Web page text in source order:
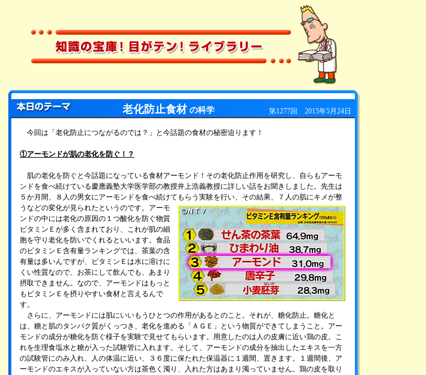
老化防止食材 の科学 第1277回 2015年5月24日
今回は「老化防止につながるのでは？」と今話題の食材の秘密迫ります！
①アーモンドが肌の老化を防ぐ！？
肌の老化を防ぐと今話題になっている食材アーモンド！その老化防止作用を研究し、自らもアーモ
ンドを食べ続けている慶應義塾大学医学部の教授井上浩義教授に詳しい話をお聞きしました。先生は
５か月間、８人の男女にアーモンドを食べ続けてもらう実験を行い、その結果、７人の肌にキメが整
うなどの変化が見られたというのです。 アーモ
ンドの中には老化の原因の１つ酸化を防ぐ物質
ビタミンＥが多く含まれており、これが肌の細
胞を守り老化を防いでくれるといいます。食品
のビタミンＥ含有量ランキングでは、茶葉の含
有量は多いんですが、ビタミンＥは水に溶けに
くい性質なので、お茶にして飲んでも、あまり
摂取できません。なので、アーモンドはもっと
もビタミンＥを摂りやすい食材と言えるんで
す。
さらに、アーモンドには肌にいいもうひとつの作用があるとのこと。それが、糖化防止。糖化と
は、糖と肌のタンパク質がくっつき、老化を進める「ＡＧＥ」という物質ができてしまうこと。アー
モンドの成分が糖化を防ぐ様子を実験で見せてもらいます。用意したのは人の皮膚に近い鶏の皮。こ
れを生理食塩水と糖が入った試験管に入れます。そして、アーモンドの成分を抽出したエキスを一方
の試験管にのみ入れ、人の体温に近い、３６度に保たれた保温器に１週間、置きます。１週間後、ア
ーモンドのエキスが入っていない方は茶色く濁り、入れた方はあまり濁っていません。 鶏の皮を取り